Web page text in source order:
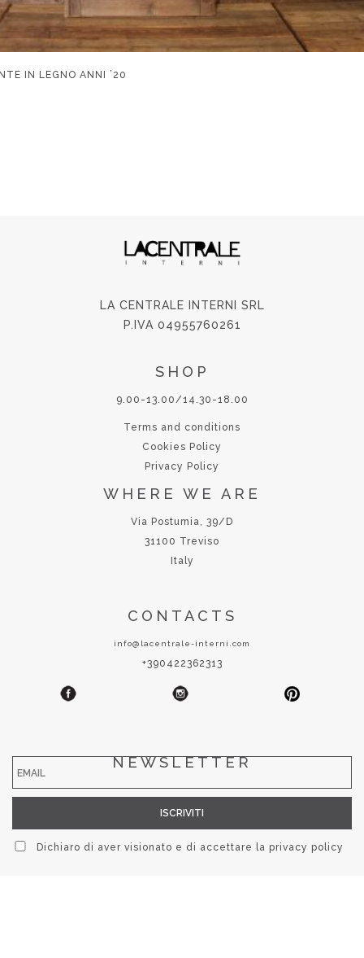
IN LEGNO ANNI ’20
LA CENTRALE INTERNI SRL
P.IVA 04955760261
SHOP
9.00-13.00/14.30-18.00
Terms and conditions
Cookies Policy
Privacy Policy
WHERE WE ARE
Via Postumia, 39/D
31100 Treviso
Italy
CONTACTS
info@lacentrale-interni.com
+390422362313
NEWSLETTER
Dichiaro di aver visionato e di accettare la privacy policy